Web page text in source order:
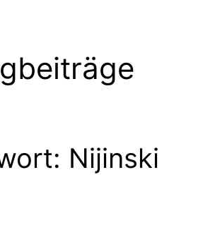
Nijinski